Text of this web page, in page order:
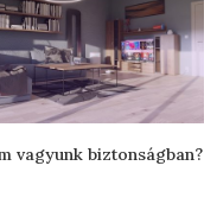
vagyunk biztonságban?